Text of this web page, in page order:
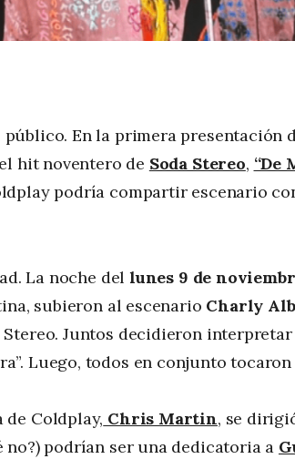
En la primera presentación
hit noventero de Soda Stereo, “De
podría compartir escenario
La noche del lunes 9 de
subieron al escenario Charly
Juntos decidieron interpretar
Luego, todos en conjunto
de Coldplay, Chris Martin, se
no?) podrían ser una dedicatoria a